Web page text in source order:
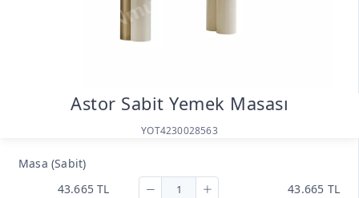
Astor Sabit Yemek Masası
YOT4230028563
Masa (Sabit)
43.665 TL
43.665 TL